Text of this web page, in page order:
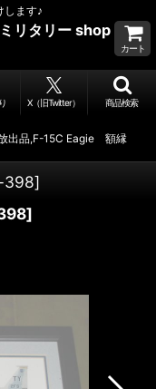
します♪
リタリー shop
カート
X（旧Twitter） 商品検索
出品,F-15C Eagie 額縁
398]
]